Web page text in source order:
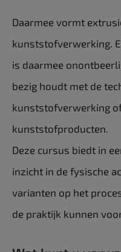
Daarmee vormt
kunststofverwerking.
is daarmee
bezig houdt met de
kunststofverwerking
kunststofproducten.
Deze cursus biedt in
inzicht in de fysische
varianten op het
de praktijk kunnen